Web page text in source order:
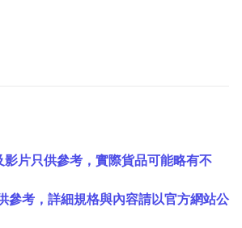
片只供參考，實際貨品可能略有不
參考，詳細規格與內容請以官方網站公